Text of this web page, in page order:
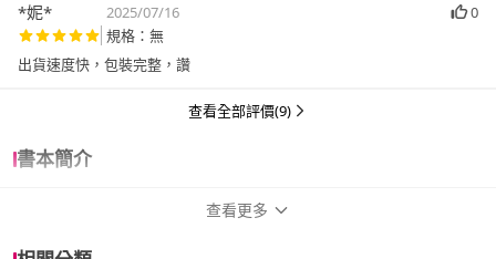
*妮* 2025/07/16
0
規格：無
出貨速度快，包裝完整，讚
查看全部評價(9)
書本簡介
查看更多